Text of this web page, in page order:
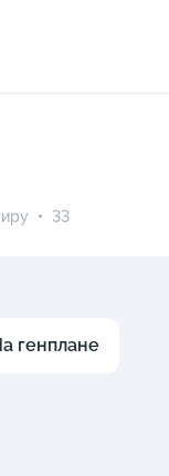
• 33
генплане